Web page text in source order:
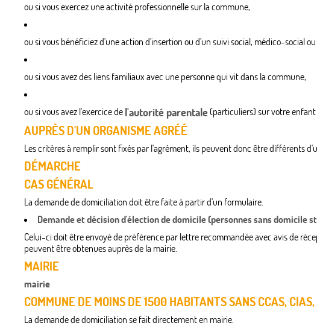
ou si vous exercez une activité professionnelle sur la commune,
ou si vous bénéficiez d'une action d'insertion ou d'un suivi social, médico-social
ou si vous avez des liens familiaux avec une personne qui vit dans la commune,
ou si vous avez l'exercice de l'autorité parentale (particuliers) sur votre
AUPRÈS D'UN ORGANISME AGRÉÉ
Les critères à remplir sont fixés par l'agrément, ils peuvent donc être différents
DÉMARCHE
CAS GÉNÉRAL
La demande de domiciliation doit être faite à partir d'un formulaire.
Demande et décision d'élection de domicile (personnes sans domicile
Celui-ci doit être envoyé de préférence par lettre recommandée avec avis de
peuvent être obtenues auprès de la mairie.
MAIRIE
mairie
COMMUNE DE MOINS DE 1500 HABITANTS SANS CCAS,
La demande de domiciliation se fait directement en mairie.